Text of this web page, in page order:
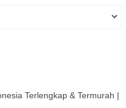
| Sewa Mobil